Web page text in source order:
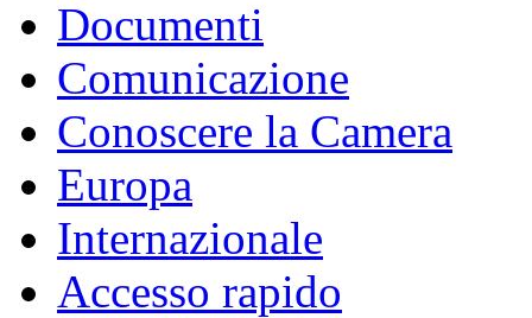
Documenti
Comunicazione
Conoscere la Camera
Europa
Internazionale
Accesso rapido